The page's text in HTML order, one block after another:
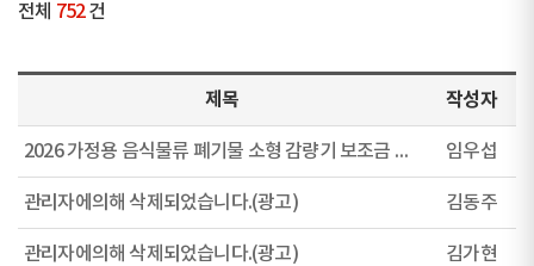
전체 752 건
제목 작성자
2026 가정용 음식물류 폐기물 소형 감량기 보조금 지원사업 예정일 임우섭
관리자에의해 삭제되었습니다.(광고) 김동주
관리자에의해 삭제되었습니다.(광고) 김가현